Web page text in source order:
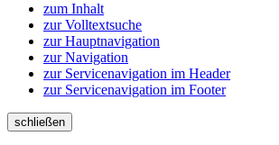
zum Inhalt
zur Volltextsuche
zur Hauptnavigation
zur Navigation
zur Servicenavigation im Header
zur Servicenavigation im Footer
schließen